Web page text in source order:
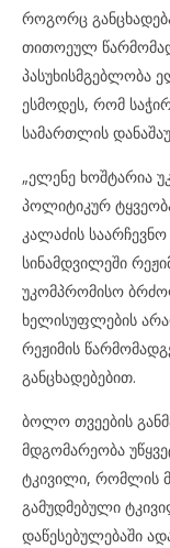
როგორც
თითოეულ
პასუხისმგებლობა
ესმოდეს, რომ
სამართლის
„ელენე ხოშტარია
პოლიტიკურ
კალაძის
სინამდვილეში
უკომპრომისო
ხელისუფლების
რეჟიმის
განცხადებებით.
ბოლო თვეების
მდგომარეობა
ტკივილი, რომლის
გამუდმებული
დაწესებულებაში